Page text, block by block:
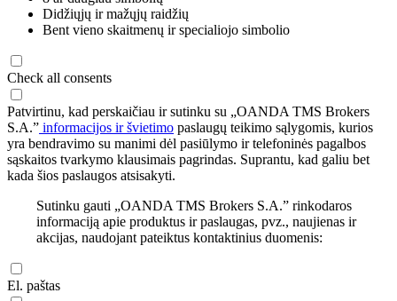
Didžiųjų ir mažųjų raidžių
Bent vieno skaitmenų ir specialiojo simbolio
Check all consents
Patvirtinu, kad perskaičiau ir sutinku su „OANDA TMS Brokers
S.A.” informacijos ir švietimo paslaugų teikimo sąlygomis, kurios
yra bendravimo su manimi dėl pasiūlymo ir telefoninės pagalbos
sąskaitos tvarkymo klausimais pagrindas. Suprantu, kad galiu bet
kada šios paslaugos atsisakyti.
Sutinku gauti „OANDA TMS Brokers S.A.” rinkodaros
informaciją apie produktus ir paslaugas, pvz., naujienas ir
akcijas, naudojant pateiktus kontaktinius duomenis:
El. paštas